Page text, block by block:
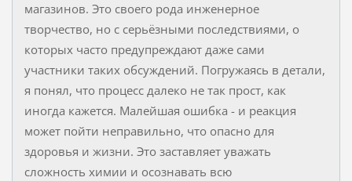
магазинов. Это своего рода инженерное
творчество, но с серьёзными последствиями, о
которых часто предупреждают даже сами
участники таких обсуждений. Погружаясь в детали,
я понял, что процесс далеко не так прост, как
иногда кажется. Малейшая ошибка - и реакция
может пойти неправильно, что опасно для
здоровья и жизни. Это заставляет уважать
сложность химии и осознавать всю